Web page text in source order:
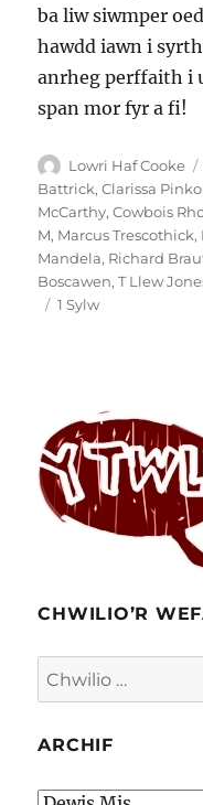
ba liw siwmper
hawdd iawn i
anrheg perffaith i
span mor fyr a fi!
Awdur
Lowri Haf Cooke
Battrick,Clarissa
McCarthy,Cowbois
M, Marcus Trescothick,
Mandela, Richard
Boscawen,T Llew
1 Sylwar
pigion
o
lyfrau
CHWILIO’R
Chwilio
am:
ARCHIF